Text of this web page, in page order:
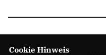
Cookie Hinweis